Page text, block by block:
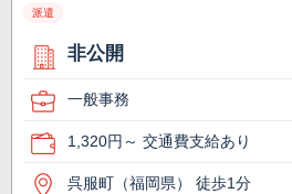
派遣
非公開
一般事務
1,320円～ 交通費支給あり
呉服町（福岡県） 徒歩1分